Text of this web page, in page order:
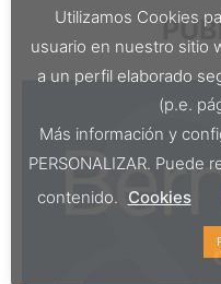
Utilizamos Cookies
usuario en nuestro sitio
a un perfil elaborado
(p.e.
Más información y
PERSONALIZAR. Puede
contenido. Cookies